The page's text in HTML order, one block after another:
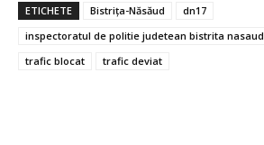
ETICHETE Bistrița-Năsăud
dn17
inspectoratul de politie judetean bistrita nasaud
trafic blocat
trafic deviat